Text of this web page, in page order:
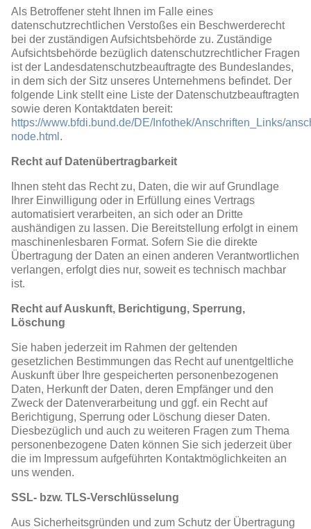
Als Betroffener steht Ihnen im Falle eines
datenschutzrechtlichen Verstoßes ein Beschwerderecht
bei der zuständigen Aufsichtsbehörde zu. Zuständige
Aufsichtsbehörde bezüglich datenschutzrechtlicher Fragen
ist der Landesdatenschutzbeauftragte des Bundeslandes,
in dem sich der Sitz unseres Unternehmens befindet. Der
folgende Link stellt eine Liste der Datenschutzbeauftragten
sowie deren Kontaktdaten bereit:
https://www.bfdi.bund.de/DE/Infothek/Anschriften_Links/
node.html .
Recht auf Datenübertragbarkeit
Ihnen steht das Recht zu, Daten, die wir auf Grundlage
Ihrer Einwilligung oder in Erfüllung eines Vertrags
automatisiert verarbeiten, an sich oder an Dritte
aushändigen zu lassen. Die Bereitstellung erfolgt in einem
maschinenlesbaren Format. Sofern Sie die direkte
Übertragung der Daten an einen anderen Verantwortlichen
verlangen, erfolgt dies nur, soweit es technisch machbar
ist.
Recht auf Auskunft, Berichtigung, Sperrung,
Löschung
Sie haben jederzeit im Rahmen der geltenden
gesetzlichen Bestimmungen das Recht auf unentgeltliche
Auskunft über Ihre gespeicherten personenbezogenen
Daten, Herkunft der Daten, deren Empfänger und den
Zweck der Datenverarbeitung und ggf. ein Recht auf
Berichtigung, Sperrung oder Löschung dieser Daten.
Diesbezüglich und auch zu weiteren Fragen zum Thema
personenbezogene Daten können Sie sich jederzeit über
die im Impressum aufgeführten Kontaktmöglichkeiten an
uns wenden.
SSL- bzw. TLS-Verschlüsselung
Aus Sicherheitsgründen und zum Schutz der Übertragung